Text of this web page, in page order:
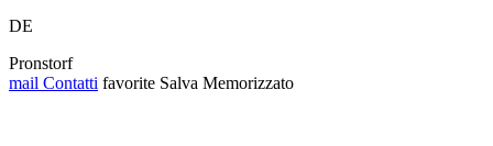
DE
Pronstorf
mail Contatti favorite Salva Memorizzato